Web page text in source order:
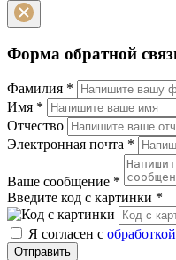
Форма обратной
Фамилия *
Имя *
Отчество
Электронная почта *
Ваше сообщение *
Введите код с картинки *
Я согласен с
Отправить